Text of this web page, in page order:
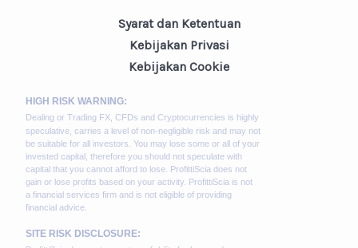
Syarat dan Ketentuan
Kebijakan Privasi
Kebijakan Cookie